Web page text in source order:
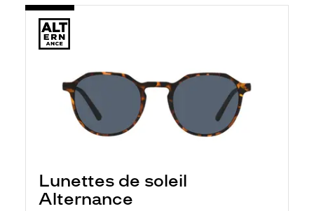
Lunettes de soleil
Alternance